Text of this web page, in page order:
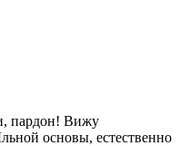
пардон! Вижу
основы, естественно